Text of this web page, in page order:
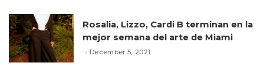
Rosalia, Lizzo, Cardi B terminan en la
mejor semana del arte de Miami
December 5, 2021